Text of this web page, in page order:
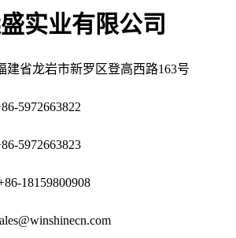
实业有限公司
建省龙岩市新罗区登高西路163号
5972663822
5972663823
18159800908